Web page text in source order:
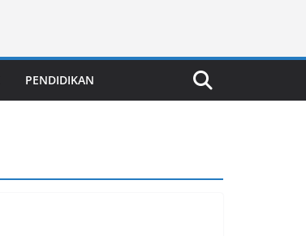
PENDIDIKAN